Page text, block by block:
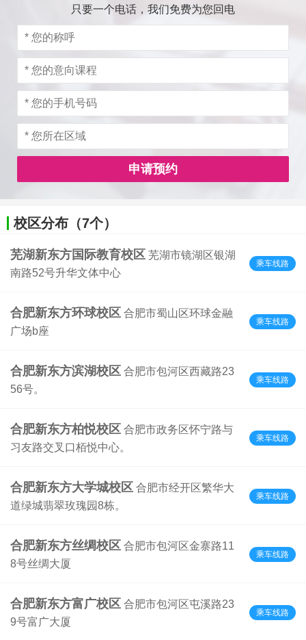
只要一个电话，我们免费为您回电
申请预约
校区分布（7个）
芜湖新东方国际教育校区 芜湖市镜湖区银湖
南路52号升华文体中心
乘车线路
合肥新东方环球校区 合肥市蜀山区环球金融
广场b座
乘车线路
合肥新东方滨湖校区 合肥市包河区西藏路23
56号。
乘车线路
合肥新东方柏悦校区 合肥市政务区怀宁路与
习友路交叉口栢悦中心。
乘车线路
合肥新东方大学城校区 合肥市经开区繁华大
道绿城翡翠玫瑰园8栋。
乘车线路
合肥新东方丝绸校区 合肥市包河区金寨路11
8号丝绸大厦
乘车线路
合肥新东方富广校区 合肥市包河区屯溪路23
9号富广大厦
乘车线路